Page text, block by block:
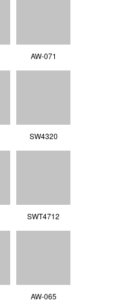
AW-071
SW4320
SWT4712
AW-065